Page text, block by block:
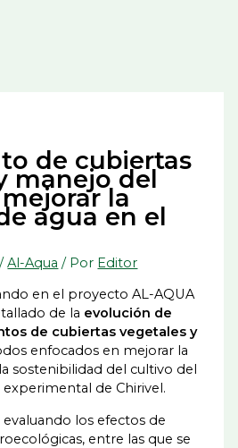
de cubiertas
manejo del
la
agua en el
/Al-Aqua / Por Editor
en el proyecto AL-AQUA
de la evolución de
de cubiertas vegetales y
enfocados en mejorar la
sostenibilidad del cultivo del
de Chirivel.
evaluando los efectos de
entre las que se